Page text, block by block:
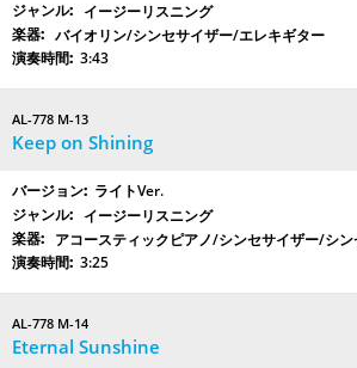
イージーリスニング
バイオリン/シンセサイザー/エレキギター
3:43
AL-778 M-13
Keep on Shining
ライトVer.
イージーリスニング
アコースティックピアノ/シンセサイザー/シ
3:25
AL-778 M-14
Eternal Sunshine